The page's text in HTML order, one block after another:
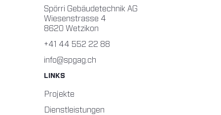
Spörri Gebäudetechnik AG
Wiesenstrasse 4
8620 Wetzikon
+41 44 552 22 88
info@spgag.ch
LINKS
Projekte
Dienstleistungen